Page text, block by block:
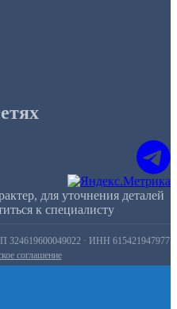
для уточнения деталей
к специалисту
· ИНН 615421947977
соглашение